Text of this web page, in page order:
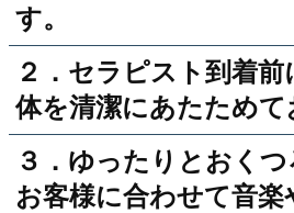
す。
２．セラピスト到着
体を清潔にあたため
３．ゆったりとおくつ
お客様に合わせて音